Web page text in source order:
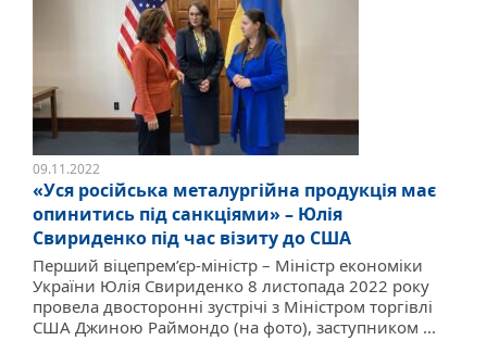
09.11.2022
«Уся російська металургійна продукція має
опинитись під санкціями» – Юлія
Свириденко під час візиту до США
Перший віцепрем’єр-міністр – Міністр економіки
України Юлія Свириденко 8 листопада 2022 року
провела двосторонні зустрічі з Міністром торгівлі
США Джиною Раймондо (на фото), заступником ...